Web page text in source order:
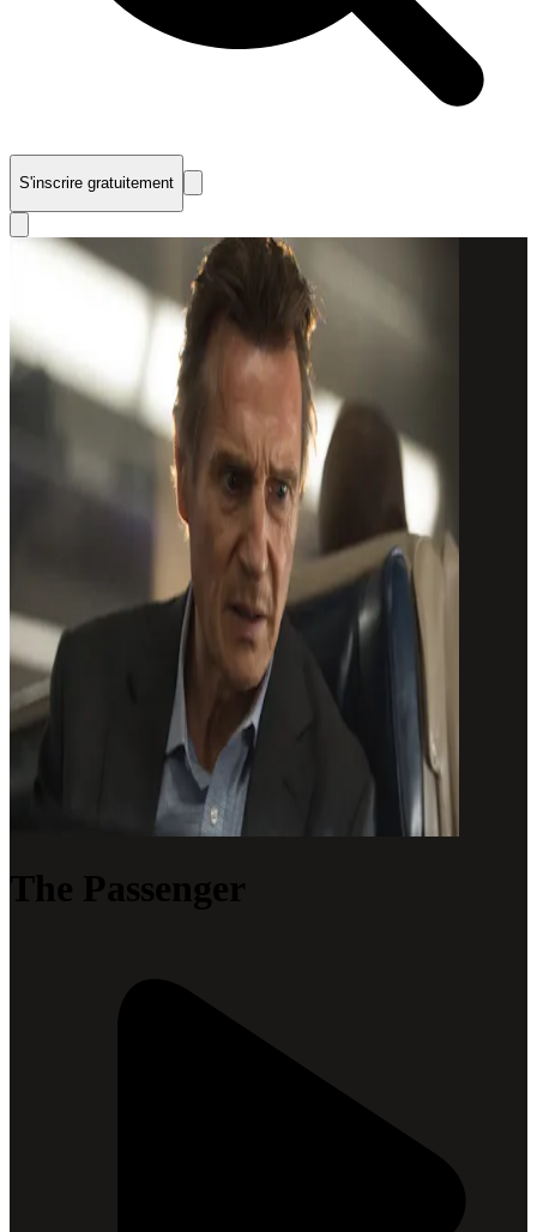
S'inscrire gratuitement
The Passenger